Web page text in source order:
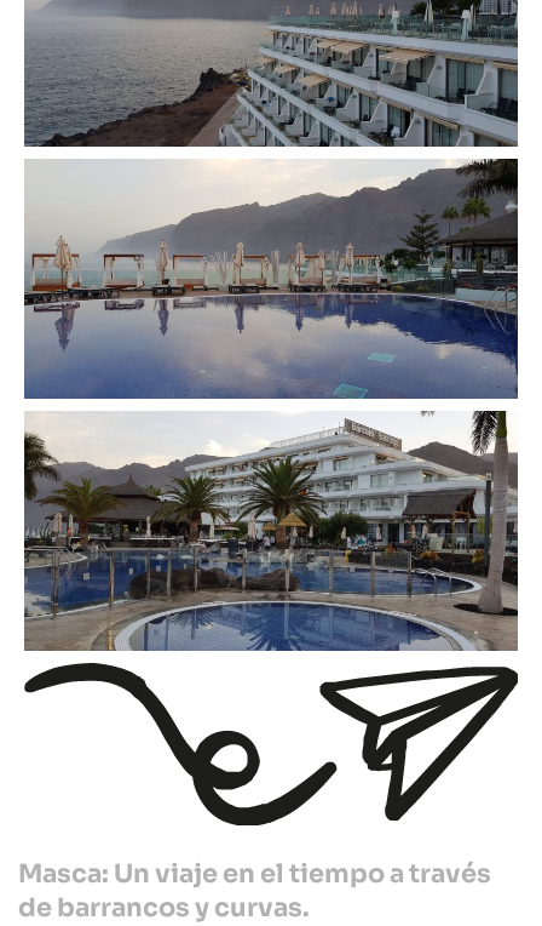
Masca: Un viaje en el tiempo a través
de barrancos y curvas.